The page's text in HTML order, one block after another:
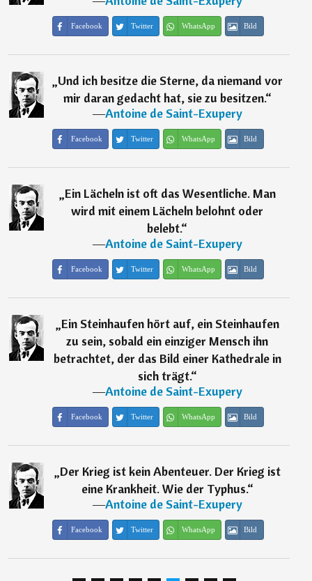
Facebook Twitter WhatsApp Bild
„Und ich besitze die Sterne, da niemand vor
mir daran gedacht hat, sie zu besitzen.“
―Antoine de Saint-Exupery
Facebook Twitter WhatsApp Bild
„Ein Lächeln ist oft das Wesentliche. Man
wird mit einem Lächeln belohnt oder
belebt.“
―Antoine de Saint-Exupery
Facebook Twitter WhatsApp Bild
„Ein Steinhaufen hört auf, ein Steinhaufen
zu sein, sobald ein einziger Mensch ihn
betrachtet, der das Bild einer Kathedrale in
sich trägt.“
―Antoine de Saint-Exupery
Facebook Twitter WhatsApp Bild
„Der Krieg ist kein Abenteuer. Der Krieg ist
eine Krankheit. Wie der Typhus.“
―Antoine de Saint-Exupery
Facebook Twitter WhatsApp Bild